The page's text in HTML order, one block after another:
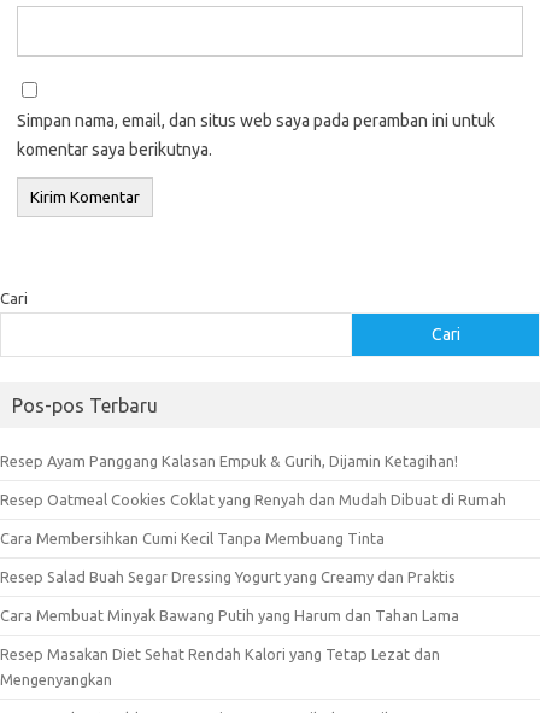
Simpan nama, email, dan situs web saya pada peramban ini untuk
komentar saya berikutnya.
Cari
Cari
Pos-pos Terbaru
Resep Ayam Panggang Kalasan Empuk & Gurih, Dijamin Ketagihan!
Resep Oatmeal Cookies Coklat yang Renyah dan Mudah Dibuat di Rumah
Cara Membersihkan Cumi Kecil Tanpa Membuang Tinta
Resep Salad Buah Segar Dressing Yogurt yang Creamy dan Praktis
Cara Membuat Minyak Bawang Putih yang Harum dan Tahan Lama
Resep Masakan Diet Sehat Rendah Kalori yang Tetap Lezat dan
Mengenyangkan